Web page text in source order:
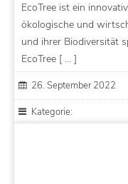
EcoTree ist ein
ökologische und
und ihrer Biodiversität
EcoTree [ … ]
26. September 2022
Kategorie: